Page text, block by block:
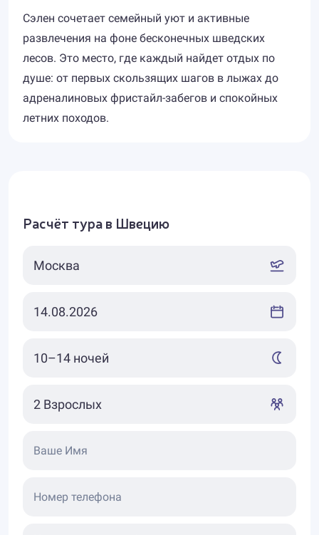
Сэлен сочетает семейный уют и активные
развлечения на фоне бесконечных шведских
лесов. Это место, где каждый найдет отдых по
душе: от первых скользящих шагов в лыжах до
адреналиновых фристайл-забегов и спокойных
летних походов.
Расчёт тура в Швецию
Ваше Имя
Номер телефона